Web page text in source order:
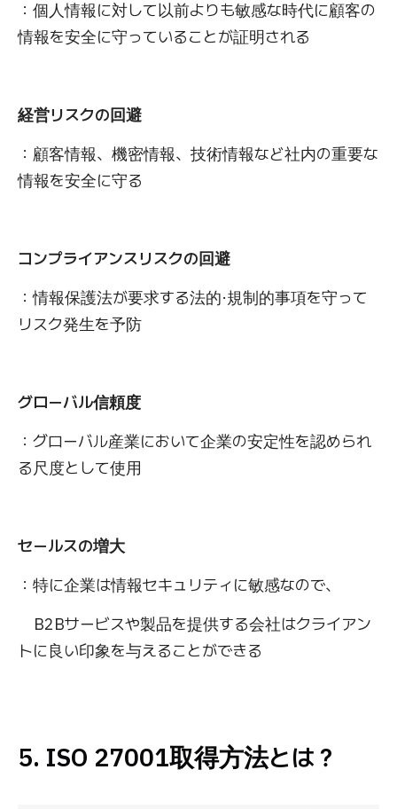
：個人情報に対して以前よりも敏感な時代に顧客の
情報を安全に守っていることが証明される
経営リスクの回避
：顧客情報、機密情報、技術情報など社内の重要な
情報を安全に守る
コンプライアンスリスクの回避
：情報保護法が要求する法的·規制的事項を守って
リスク発生を予防
グローバル信頼度
：グローバル産業において企業の安定性を認められ
る尺度として使用
セールスの増大
：特に企業は情報セキュリティに敏感なので、
B2Bサービスや製品を提供する会社はクライアン
トに良い印象を与えることができる
5. ISO 27001取得方法とは？